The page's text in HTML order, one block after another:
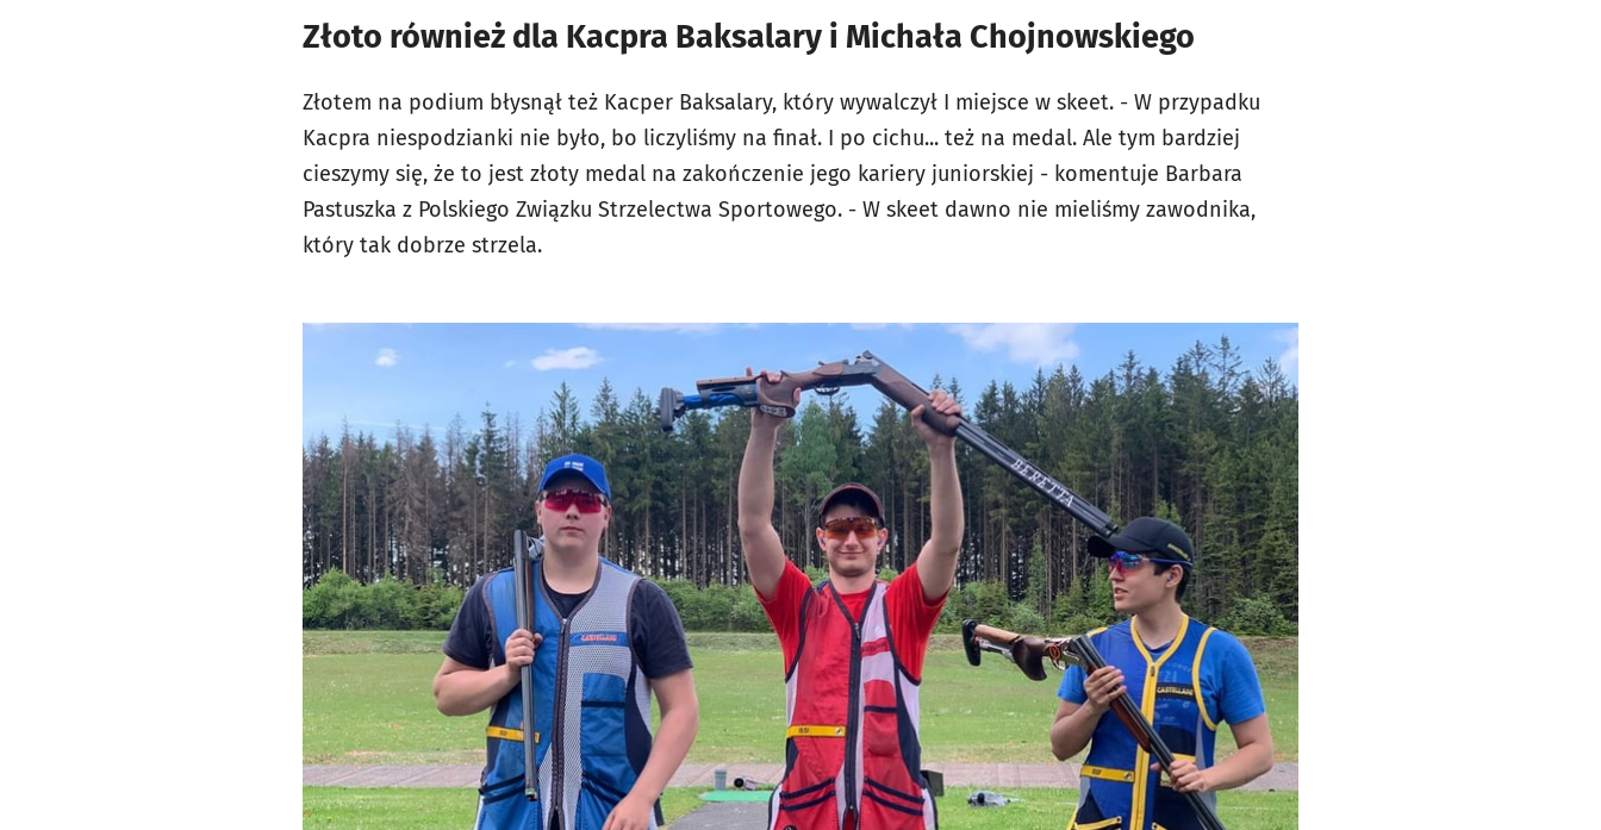
Złoto również dla Kacpra Baksalary i Michała Chojnowskiego
Złotem na podium błysnął też Kacper Baksalary, który wywalczył I miejsce w skeet. - W przypadku
Kacpra niespodzianki nie było, bo liczyliśmy na finał. I po cichu... też na medal. Ale tym bardziej
cieszymy się, że to jest złoty medal na zakończenie jego kariery juniorskiej - komentuje Barbara
Pastuszka z Polskiego Związku Strzelectwa Sportowego. - W skeet dawno nie mieliśmy zawodnika,
który tak dobrze strzela.